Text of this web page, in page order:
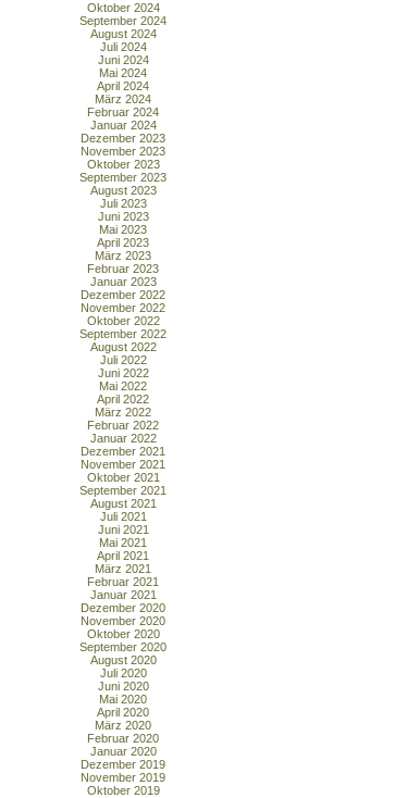
Oktober 2024
September 2024
August 2024
Juli 2024
Juni 2024
Mai 2024
April 2024
März 2024
Februar 2024
Januar 2024
Dezember 2023
November 2023
Oktober 2023
September 2023
August 2023
Juli 2023
Juni 2023
Mai 2023
April 2023
März 2023
Februar 2023
Januar 2023
Dezember 2022
November 2022
Oktober 2022
September 2022
August 2022
Juli 2022
Juni 2022
Mai 2022
April 2022
März 2022
Februar 2022
Januar 2022
Dezember 2021
November 2021
Oktober 2021
September 2021
August 2021
Juli 2021
Juni 2021
Mai 2021
April 2021
März 2021
Februar 2021
Januar 2021
Dezember 2020
November 2020
Oktober 2020
September 2020
August 2020
Juli 2020
Juni 2020
Mai 2020
April 2020
März 2020
Februar 2020
Januar 2020
Dezember 2019
November 2019
Oktober 2019